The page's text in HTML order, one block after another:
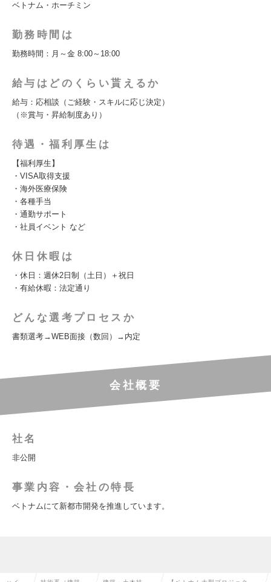
ベトナム・ホーチミン
勤務時間は
勤務時間：月～金 8:00～18:00
給与はどのくらい貰えるか
給与：応相談（ご経験・スキルに応じ決定）
（※賞与・昇給制度あり）
待遇・福利厚生は
【福利厚生】
・VISA取得支援
・海外医療保険
・各種手当
・通勤サポート
・社員イベント など
休日休暇は
・休日：週休2日制（土日）＋祝日
・有給休暇：法定通り
どんな選考プロセスか
書類選考→WEB面接（数回）→内定
会社概要
社名
非公開
事業内容・会社の特長
ベトナムにて新都市開発を推進しています。